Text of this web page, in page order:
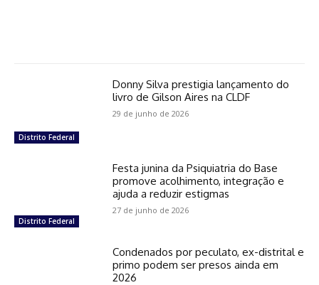
Distrito Federal
Donny Silva prestigia lançamento do
livro de Gilson Aires na CLDF
29 de junho de 2026
Distrito Federal
Festa junina da Psiquiatria do Base
promove acolhimento, integração e
ajuda a reduzir estigmas
27 de junho de 2026
Condenados por peculato, ex-distrital e
primo podem ser presos ainda em
2026